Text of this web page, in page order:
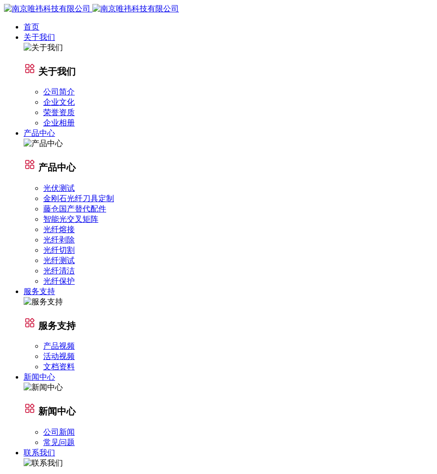
首页
关于我们
关于我们
公司简介
企业文化
荣誉资质
企业相册
产品中心
产品中心
光伏测试
金刚石光纤刀具定制
藤仓国产替代配件
智能光交叉矩阵
光纤熔接
光纤剥除
光纤切割
光纤测试
光纤清洁
光纤保护
服务支持
服务支持
产品视频
活动视频
文档资料
新闻中心
新闻中心
公司新闻
常见问题
联系我们